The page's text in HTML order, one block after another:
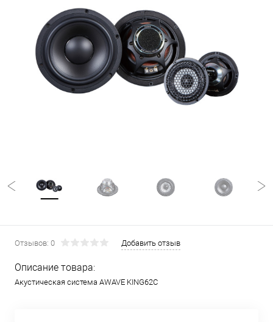
Отзывов: 0 Добавить отзыв
Описание товара:
Акустическая система AWAVE KING62C